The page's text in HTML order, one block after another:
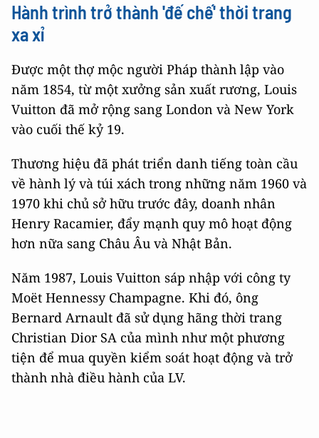
Hành trình trở thành 'đế chế' thời trang
xa xỉ
Được một thợ mộc người Pháp thành lập vào
năm 1854, từ một xưởng sản xuất rương, Louis
Vuitton đã mở rộng sang London và New York
vào cuối thế kỷ 19.
Thương hiệu đã phát triển danh tiếng toàn cầu
về hành lý và túi xách trong những năm 1960 và
1970 khi chủ sở hữu trước đây, doanh nhân
Henry Racamier, đẩy mạnh quy mô hoạt động
hơn nữa sang Châu Âu và Nhật Bản.
Năm 1987, Louis Vuitton sáp nhập với công ty
Moët Hennessy Champagne. Khi đó, ông
Bernard Arnault đã sử dụng hãng thời trang
Christian Dior SA của mình như một phương
tiện để mua quyền kiểm soát hoạt động và trở
thành nhà điều hành của LV.